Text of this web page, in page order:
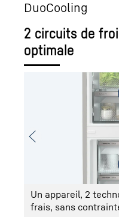
2 circuits de
optimale
DuoCooling
Un appareil, 2
frais, sans